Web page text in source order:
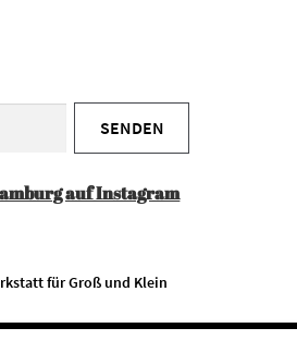
auf Instagram
für Groß und Klein